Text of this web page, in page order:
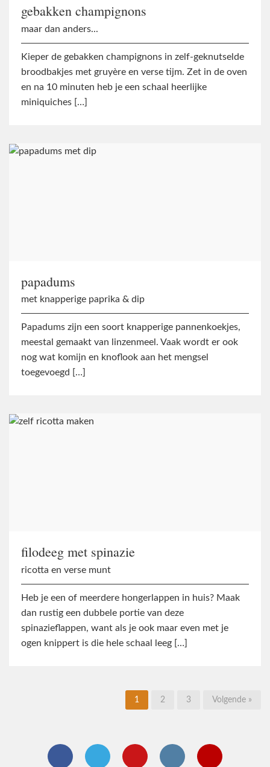
gebakken champignons
maar dan anders...
Kieper de gebakken champignons in zelf-geknutselde
broodbakjes met gruyère en verse tijm. Zet in de oven
en na 10 minuten heb je een schaal heerlijke
miniquiches […]
papadums
met knapperige paprika & dip
Papadums zijn een soort knapperige pannenkoekjes,
meestal gemaakt van linzenmeel. Vaak wordt er ook
nog wat komijn en knoflook aan het mengsel
toegevoegd […]
filodeeg met spinazie
ricotta en verse munt
Heb je een of meerdere hongerlappen in huis? Maak
dan rustig een dubbele portie van deze
spinazieflappen, want als je ook maar even met je
ogen knippert is die hele schaal leeg […]
1 2 3 Volgende »